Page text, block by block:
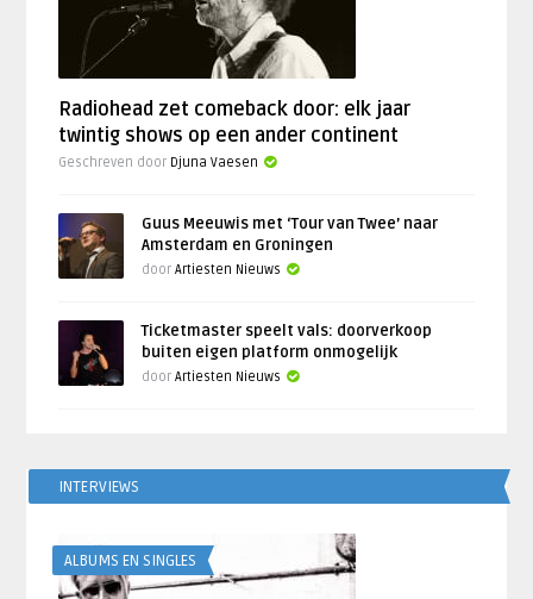
Radiohead zet comeback door: elk jaar
twintig shows op een ander continent
Geschreven door Djuna Vaesen
Guus Meeuwis met ‘Tour van Twee’ naar
Amsterdam en Groningen
doorArtiesten Nieuws
Ticketmaster speelt vals: doorverkoop
buiten eigen platform onmogelijk
doorArtiesten Nieuws
INTERVIEWS
ALBUMS EN SINGLES